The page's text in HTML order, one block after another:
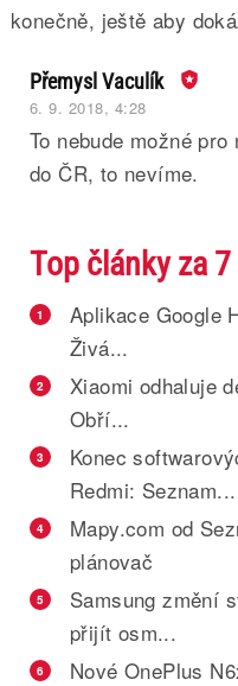
konečně, ještě aby
Přemysl Vaculík
6. 9. 2018, 4:28
To nebude možné
do ČR, to nevíme.
Top články za
1
Aplikace Google
Živá...
2
Xiaomi odhaluje
Obří...
3
Konec
Redmi: Seznam...
4
Mapy.com od
plánovač
5
Samsung změní
přijít osm...
6
Nové OnePlus